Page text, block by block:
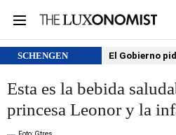
SCHENGEN El Gobierno
Esta es la bebida
princesa Leonor y la